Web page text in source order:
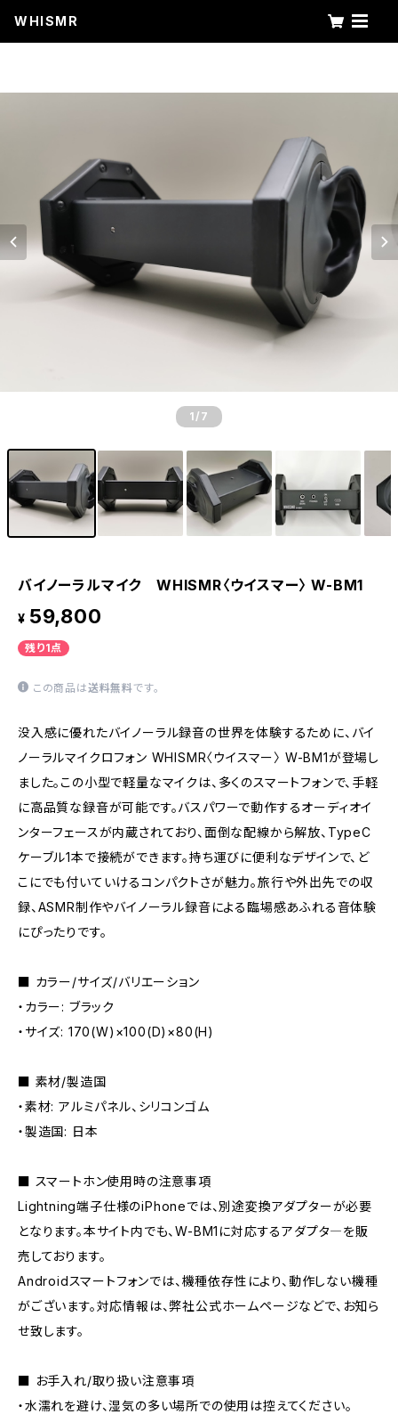
WHISMR
1 /7
バイノーラルマイク WHISMR〈ウイスマー〉 W-BM1
¥ 59,800
残り1点
この商品は送料無料です。
没入感に優れたバイノーラル録音の世界を体験するために、バイ
ノーラルマイクロフォン WHISMR〈ウイスマー〉 W-BM1が登場し
ました。この小型で軽量なマイクは、多くのスマートフォンで、手軽
に高品質な録音が可能です。バスパワーで動作するオーディオイ
ンターフェースが内蔵されており、面倒な配線から解放、TypeC
ケーブル1本で接続ができます。持ち運びに便利なデザインで、ど
こにでも付いていけるコンパクトさが魅力。旅行や外出先での収
録、ASMR制作やバイノーラル録音による臨場感あふれる音体験
にぴったりです。
■ カラー/サイズ/バリエーション
・カラー: ブラック
・サイズ: 170(W)×100(D)×80(H)
■ 素材/製造国
・素材: アルミパネル、シリコンゴム
・製造国: 日本
■ スマートホン使用時の注意事項
Lightning端子仕様のiPhoneでは、別途変換アダプターが必要
となります。本サイト内でも、W-BM1に対応するアダプタ―を販
売しております。
Androidスマートフォンでは、機種依存性により、動作しない機種
がございます。対応情報は、弊社公式ホームページなどで、お知ら
せ致します。
■ お手入れ/取り扱い注意事項
・水濡れを避け、湿気の多い場所での使用は控えてください。